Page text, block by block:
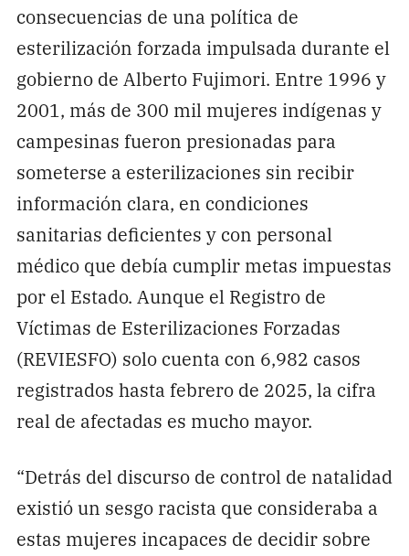
consecuencias de una política de
esterilización forzada impulsada durante el
gobierno de Alberto Fujimori. Entre 1996 y
2001, más de 300 mil mujeres indígenas y
campesinas fueron presionadas para
someterse a esterilizaciones sin recibir
información clara, en condiciones
sanitarias deficientes y con personal
médico que debía cumplir metas impuestas
por el Estado. Aunque el Registro de
Víctimas de Esterilizaciones Forzadas
(REVIESFO) solo cuenta con 6,982 casos
registrados hasta febrero de 2025, la cifra
real de afectadas es mucho mayor.
“Detrás del discurso de control de natalidad
existió un sesgo racista que consideraba a
estas mujeres incapaces de decidir sobre